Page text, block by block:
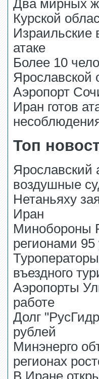
Два мирных
Курской
Израильские
атаке
Более 10
Ярославской
Аэропорт
Иран готов
Топ
Ярославский
воздушные
Нетаньяху
Иран
Минобороны
регионами
въездного
Аэропорты
работе
Долг
рублей
Минэнерго
регионах
В Иране